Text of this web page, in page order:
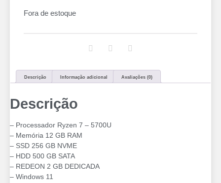
Fora de estoque
Descrição Informação adicional Avaliações (0)
Descrição
– Processador Ryzen 7 – 5700U
– Memória 12 GB RAM
– SSD 256 GB NVME
– ⁠HDD 500 GB SATA
– ⁠REDEON 2 GB DEDICADA
– Windows 11